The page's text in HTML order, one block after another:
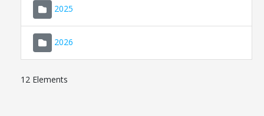
2025
2026
12 Elements